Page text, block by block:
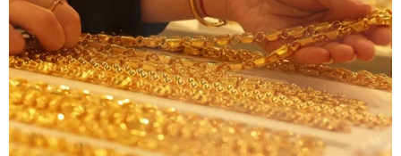
Thuế polysilicon: Doanh nghiệp Hàn
Quốc tại Mỹ có lợi thế
07/08/2026 12:17